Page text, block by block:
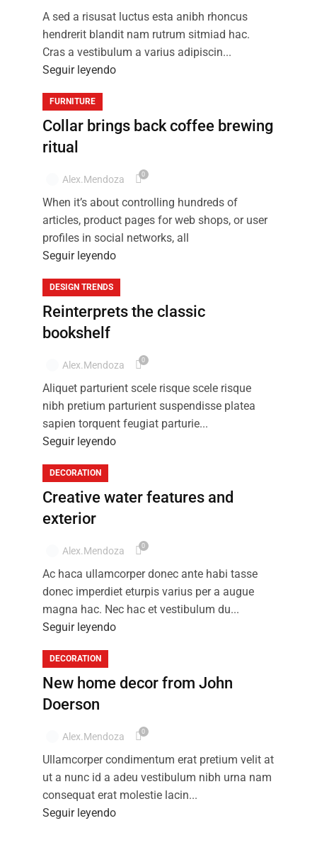
A sed a risusat luctus esta anibh rhoncus
hendrerit blandit nam rutrum sitmiad hac.
Cras a vestibulum a varius adipiscin...
Seguir leyendo
FURNITURE
Collar brings back coffee brewing
ritual
Alex.mendoza 0
When it’s about controlling hundreds of
articles, product pages for web shops, or user
profiles in social networks, all
Seguir leyendo
DESIGN TRENDS
Reinterprets the classic
bookshelf
Alex.mendoza 0
Aliquet parturient scele risque scele risque
nibh pretium parturient suspendisse platea
sapien torquent feugiat parturie...
Seguir leyendo
DECORATION
Creative water features and
exterior
Alex.mendoza 0
Ac haca ullamcorper donec ante habi tasse
donec imperdiet eturpis varius per a augue
magna hac. Nec hac et vestibulum du...
Seguir leyendo
DECORATION
New home decor from John
Doerson
Alex.mendoza 0
Ullamcorper condimentum erat pretium velit at
ut a nunc id a adeu vestibulum nibh urna nam
consequat erat molestie lacin...
Seguir leyendo